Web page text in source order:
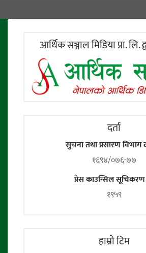
आर्थिक सञ्जाल मिडिया प्रा. लि.
दर्ता
सुचना तथा प्रसारण विभाग
१६९४/०७६-७७
प्रेस काउन्सिल
१९५९
हाम्राे टिम